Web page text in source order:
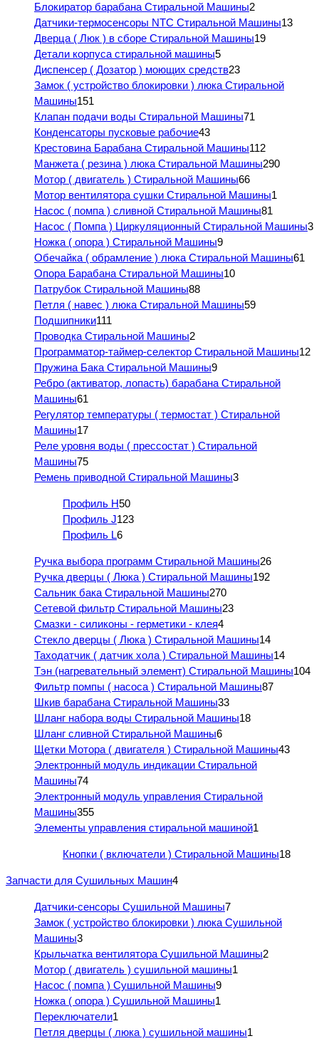
Блокиратор барабана Стиральной Машины2
Датчики-термосенсоры NTC Стиральной Машины13
Дверца ( Люк ) в сборе Стиральной Машины19
Детали корпуса стиральной машины5
Диспенсер ( Дозатор ) моющих средств23
Замок ( устройство блокировки ) люка Стиральной
Машины151
Клапан подачи воды Стиральной Машины71
Конденсаторы пусковые рабочие43
Крестовина Барабана Стиральной Машины112
Манжета ( резина ) люка Стиральной Машины290
Мотор ( двигатель ) Стиральной Машины66
Мотор вентилятора сушки Стиральной Машины1
Насос ( помпа ) сливной Стиральной Машины81
Насос ( Помпа ) Циркуляционный Стиральной Машины3
Ножка ( опора ) Стиральной Машины9
Обечайка ( обрамление ) люка Стиральной Машины61
Опора Барабана Стиральной Машины10
Патрубок Стиральной Машины88
Петля ( навес ) люка Стиральной Машины59
Подшипники111
Проводка Стиральной Машины2
Программатор-таймер-селектор Стиральной Машины12
Пружина Бака Стиральной Машины9
Ребро (активатор, лопасть) барабана Стиральной
Машины61
Регулятор температуры ( термостат ) Стиральной
Машины17
Реле уровня воды ( прессостат ) Стиральной
Машины75
Ремень приводной Стиральной Машины3
Профиль H50
Профиль J123
Профиль L6
Ручка выбора программ Стиральной Машины26
Ручка дверцы ( Люка ) Стиральной Машины192
Сальник бака Стиральной Машины270
Сетевой фильтр Стиральной Машины23
Смазки - силиконы - герметики - клея4
Стекло дверцы ( Люка ) Стиральной Машины14
Таходатчик ( датчик хола ) Стиральной Машины14
Тэн (нагревательный элемент) Стиральной Машины104
Фильтр помпы ( насоса ) Стиральной Машины87
Шкив барабана Стиральной Машины33
Шланг набора воды Стиральной Машины18
Шланг сливной Стиральной Машины6
Щетки Мотора ( двигателя ) Стиральной Машины43
Электронный модуль индикации Стиральной
Машины74
Электронный модуль управления Стиральной
Машины355
Элементы управления стиральной машиной1
Кнопки ( включатели ) Стиральной Машины18
Запчасти для Сушильных Машин4
Датчики-сенсоры Сушильной Машины7
Замок ( устройство блокировки ) люка Сушильной
Машины3
Крыльчатка вентилятора Сушильной Машины2
Мотор ( двигатель ) сушильной машины1
Насос ( помпа ) Сушильной Машины9
Ножка ( опора ) Сушильной Машины1
Переключатели1
Петля дверцы ( люка ) сушильной машины1